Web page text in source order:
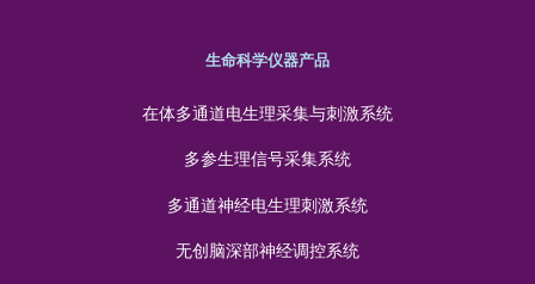
生命科学仪器产品
在体多通道电生理采集与刺激系统
多参生理信号采集系统
多通道神经电生理刺激系统
无创脑深部神经调控系统